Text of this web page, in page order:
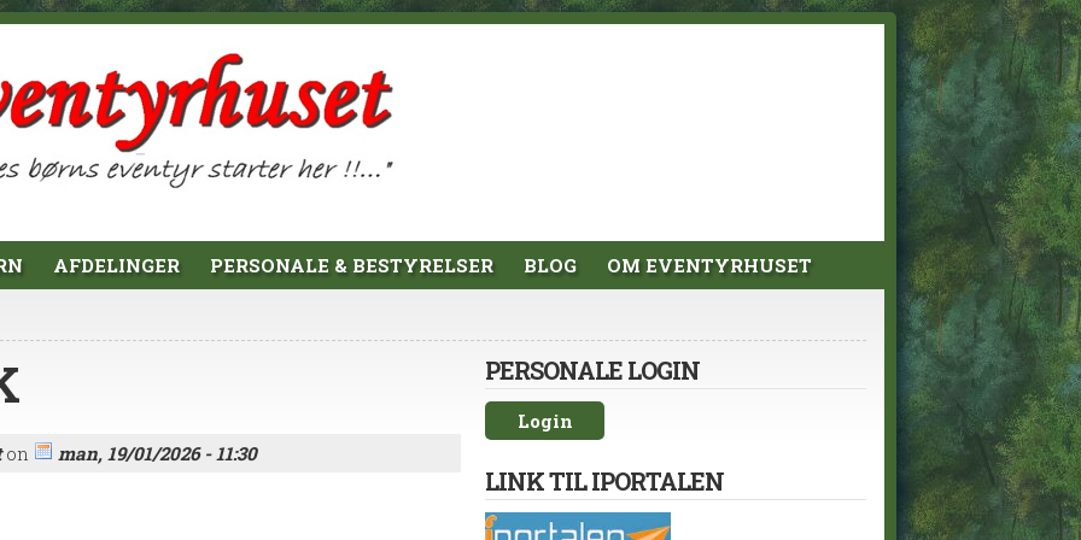
AFDELINGER PERSONALE & BESTYRELSER BLOG OM EVENTYRHUSET
on man, 19/01/2026 - 11:30
PERSONALE LOGIN
Login
LINK TIL IPORTALEN